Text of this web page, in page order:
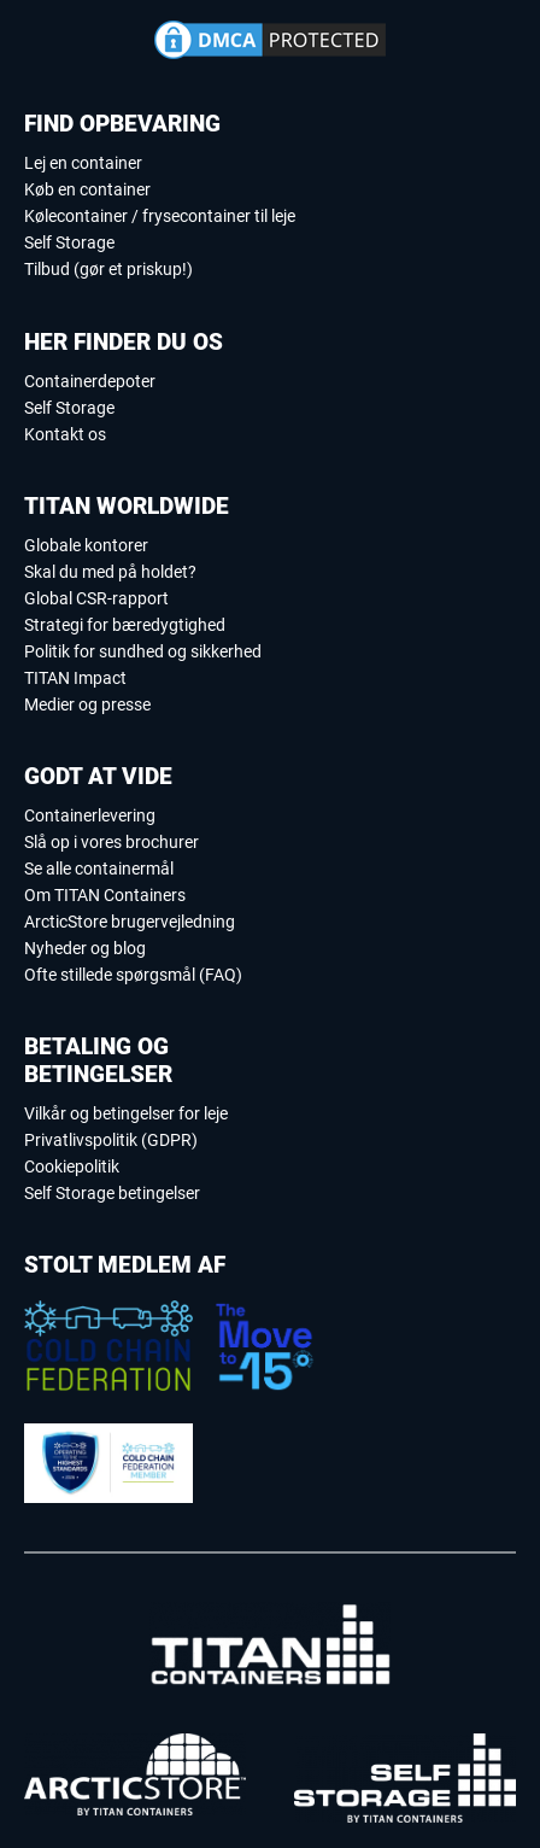
FIND OPBEVARING
Lej en container
Køb en container
Kølecontainer / frysecontainer til leje
Self Storage
Tilbud (gør et priskup!)
HER FINDER DU OS
Containerdepoter
Self Storage
Kontakt os
TITAN WORLDWIDE
Globale kontorer
Skal du med på holdet?
Global CSR-rapport
Strategi for bæredygtighed
Politik for sundhed og sikkerhed
TITAN Impact
Medier og presse
GODT AT VIDE
Containerlevering
Slå op i vores brochurer
Se alle containermål
Om TITAN Containers
ArcticStore brugervejledning
Nyheder og blog
Ofte stillede spørgsmål (FAQ)
BETALING OG
BETINGELSER
Vilkår og betingelser for leje
Privatlivspolitik (GDPR)
Cookiepolitik
Self Storage betingelser
STOLT MEDLEM AF